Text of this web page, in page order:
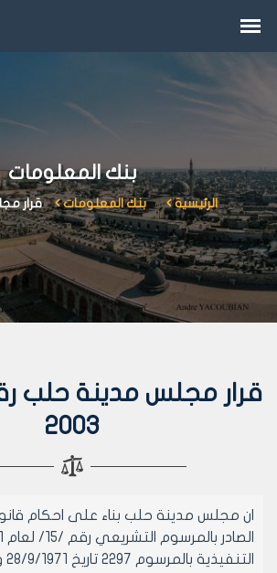
بنك المعلومات
الرئيسية بنك المعلومات قرار
2003
ان مجلس مدينة حلب بناء على احكام قانون
التنفيذية بالمرسوم 2297 تاريخ 28/9/1971 وتعديلاتهما.